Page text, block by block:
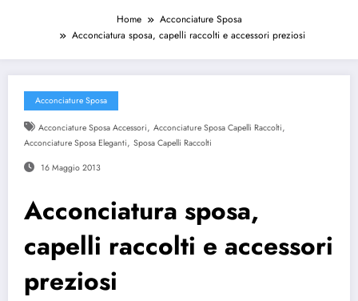
Home
Acconciature Sposa
Acconciatura sposa, capelli raccolti e accessori preziosi
Acconciature Sposa
Acconciature Sposa Accessori, Acconciature Sposa Capelli Raccolti,
Acconciature Sposa Eleganti, Sposa Capelli Raccolti
16 Maggio 2013
Acconciatura sposa,
capelli raccolti e accessori
preziosi